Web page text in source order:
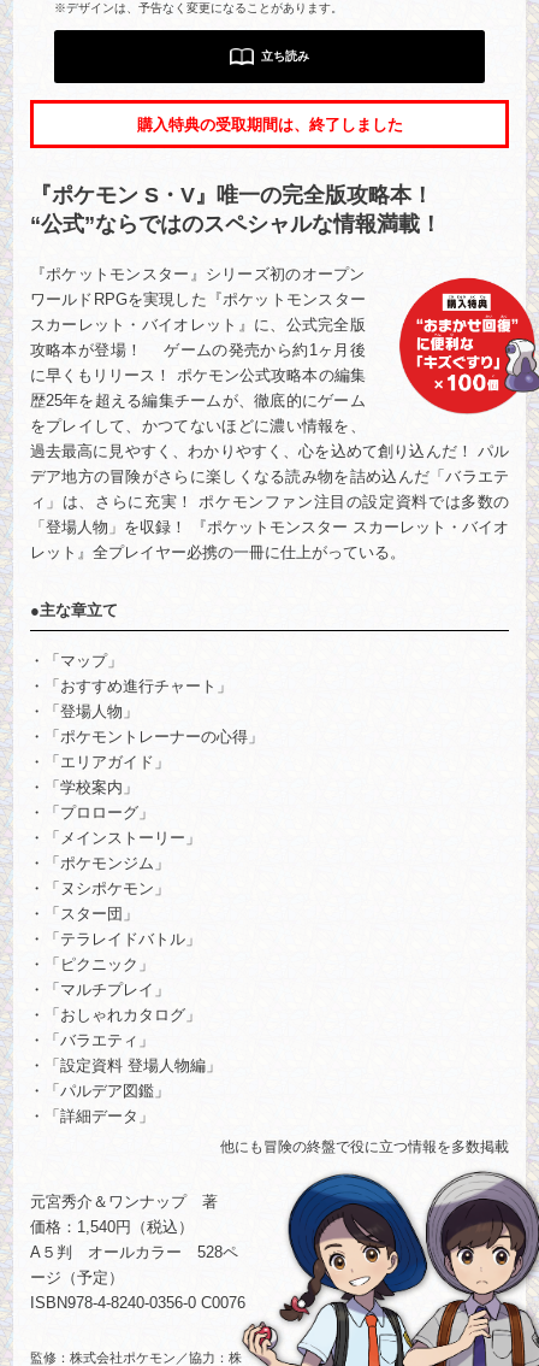
※デザインは、予告なく変更になることがあります。
立ち読み
購入特典の受取期間は、終了しました
『ポケモン S・V』唯一の完全版攻略本！
“公式”ならではのスペシャルな情報満載！
『ポケットモンスター』シリーズ初のオープン
ワールドRPGを実現した『ポケットモンスター
スカーレット・バイオレット』に、公式完全版
攻略本が登場！ ゲームの発売から約1ヶ月後
に早くもリリース！ ポケモン公式攻略本の編集
歴25年を超える編集チームが、徹底的にゲーム
をプレイして、かつてないほどに濃い情報を、
過去最高に見やすく、わかりやすく、心を込めて創り込んだ！ パル
デア地方の冒険がさらに楽しくなる読み物を詰め込んだ「バラエテ
ィ」は、さらに充実！ ポケモンファン注目の設定資料では多数の
「登場人物」を収録！ 『ポケットモンスター スカーレット・バイオ
レット』全プレイヤー必携の一冊に仕上がっている。
●主な章立て
「マップ」
「おすすめ進行チャート」
「登場人物」
「ポケモントレーナーの心得」
「エリアガイド」
「学校案内」
「プロローグ」
「メインストーリー」
「ポケモンジム」
「ヌシポケモン」
「スター団」
「テラレイドバトル」
「ピクニック」
「マルチプレイ」
「おしゃれカタログ」
「バラエティ」
「設定資料 登場人物編」
「パルデア図鑑」
「詳細データ」
他にも冒険の終盤で役に立つ情報を多数掲載
元宮秀介＆ワンナップ 著
価格：1,540円（税込）
A５判 オールカラー 528ペ
ージ（予定）
ISBN978-4-8240-0356-0 C0076
監修：株式会社ポケモン／協力：株